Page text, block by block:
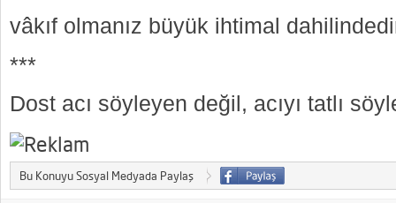
vâkıf olmanız büyük ihtimal
***
Dost acı söyleyen değil, acıyı tatlı
Bu Konuyu Sosyal Medyada Paylaş